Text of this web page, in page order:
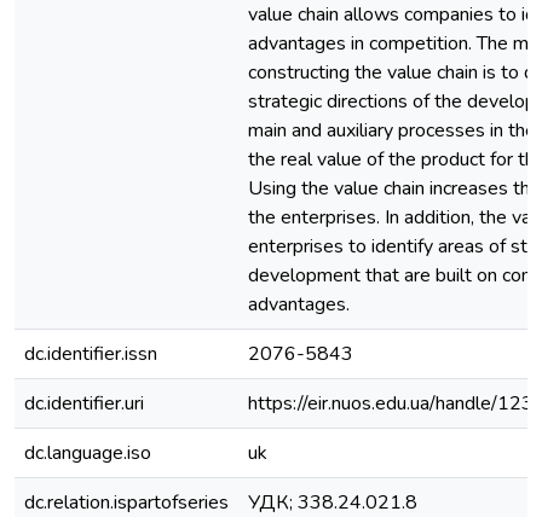
value chain allows companies to
advantages in competition. The
constructing the value chain is to
strategic directions of the
main and auxiliary processes in
the real value of the product for
Using the value chain increases
the enterprises. In addition, the
enterprises to identify areas of
development that are built on
advantages.
dc.identifier.issn
2076-5843
dc.identifier.uri
https://eir.nuos.edu.ua/handle/
dc.language.iso
uk
dc.relation.ispartofseries
УДК; 338.24.021.8